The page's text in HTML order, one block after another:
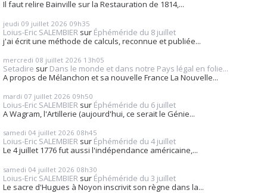
Il faut relire Bainville sur la Restauration de 1814,...
jeudi 09 juillet 2026 09h35
Loius-Eric SALEMBIER sur Éphéméride du 8 juillet
j'ai écrit une méthode de calculs, reconnue et publiée...
mercredi 08 juillet 2026 13h05
Setadire sur Dans le monde et dans notre Pays légal en folie...
A propos de Mélanchon et sa nouvelle France La Nouvelle...
mardi 07 juillet 2026 09h50
Loius-Eric SALEMBIER sur Éphéméride du 6 juillet
A Wagram, l'Artillerie (aujourd'hui, ce serait le Génie...
samedi 04 juillet 2026 08h45
Loius-Eric SALEMBIER sur Éphéméride du 4 juillet
Le 4 juillet 1776 fut aussi l'indépendance américaine,...
samedi 04 juillet 2026 08h30
Loius-Eric SALEMBIER sur Éphéméride du 3 juillet
Le sacre d'Hugues à Noyon inscrivit son règne dans la...